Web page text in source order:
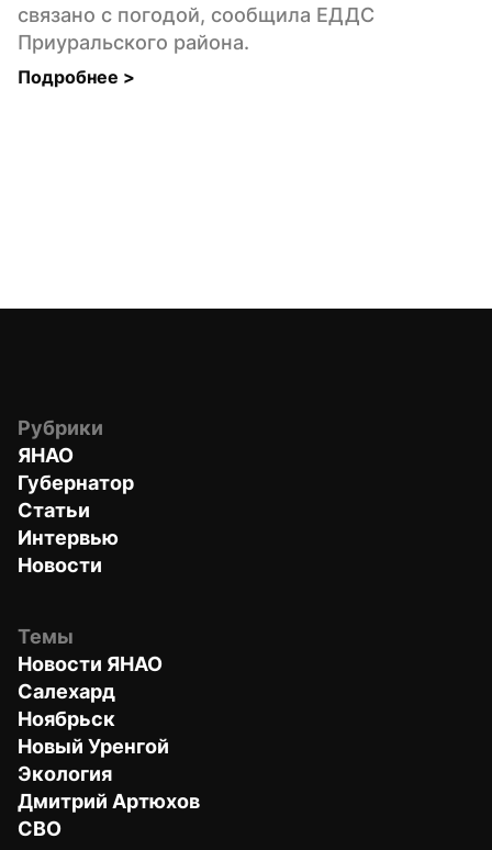
связано с погодой, сообщила ЕДДС
Приуральского района.
Подробнее >
Рубрики
ЯНАО
Губернатор
Статьи
Интервью
Новости
Темы
Новости ЯНАО
Салехард
Ноябрьск
Новый Уренгой
Экология
Дмитрий Артюхов
СВО